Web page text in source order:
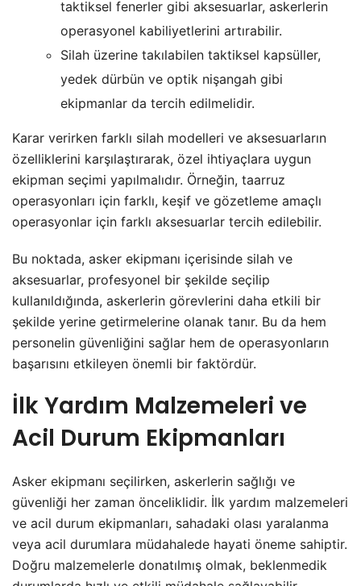
taktiksel fenerler gibi aksesuarlar, askerlerin
operasyonel kabiliyetlerini artırabilir.
Silah üzerine takılabilen taktiksel kapsüller,
yedek dürbün ve optik nişangah gibi
ekipmanlar da tercih edilmelidir.
Karar verirken farklı silah modelleri ve aksesuarların
özelliklerini karşılaştırarak, özel ihtiyaçlara uygun
ekipman seçimi yapılmalıdır. Örneğin, taarruz
operasyonları için farklı, keşif ve gözetleme amaçlı
operasyonlar için farklı aksesuarlar tercih edilebilir.
Bu noktada, asker ekipmanı içerisinde silah ve
aksesuarlar, profesyonel bir şekilde seçilip
kullanıldığında, askerlerin görevlerini daha etkili bir
şekilde yerine getirmelerine olanak tanır. Bu da hem
personelin güvenliğini sağlar hem de operasyonların
başarısını etkileyen önemli bir faktördür.
İlk Yardım Malzemeleri ve
Acil Durum Ekipmanları
Asker ekipmanı seçilirken, askerlerin sağlığı ve
güvenliği her zaman önceliklidir. İlk yardım malzemeleri
ve acil durum ekipmanları, sahadaki olası yaralanma
veya acil durumlara müdahalede hayati öneme sahiptir.
Doğru malzemelerle donatılmış olmak, beklenmedik